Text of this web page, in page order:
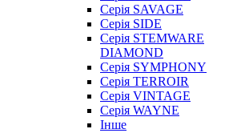
Серія SAVAGE
Серія SIDE
Серія STEMWARE
DIAMOND
Серія SYMPHONY
Серія TERROIR
Серія VINTAGE
Серія WAYNE
Інше